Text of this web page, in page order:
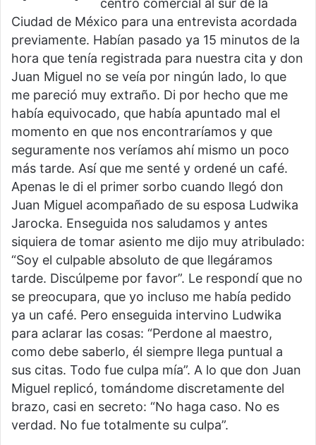
centro comercial al sur de la
Ciudad de México para una entrevista acordada
previamente. Habían pasado ya 15 minutos de la
hora que tenía registrada para nuestra cita y don
Juan Miguel no se veía por ningún lado, lo que
me pareció muy extraño. Di por hecho que me
había equivocado, que había apuntado mal el
momento en que nos encontraríamos y que
seguramente nos veríamos ahí mismo un poco
más tarde. Así que me senté y ordené un café.
Apenas le di el primer sorbo cuando llegó don
Juan Miguel acompañado de su esposa Ludwika
Jarocka. Enseguida nos saludamos y antes
siquiera de tomar asiento me dijo muy atribulado:
“Soy el culpable absoluto de que llegáramos
tarde. Discúlpeme por favor”. Le respondí que no
se preocupara, que yo incluso me había pedido
ya un café. Pero enseguida intervino Ludwika
para aclarar las cosas: “Perdone al maestro,
como debe saberlo, él siempre llega puntual a
sus citas. Todo fue culpa mía”. A lo que don Juan
Miguel replicó, tomándome discretamente del
brazo, casi en secreto: “No haga caso. No es
verdad. No fue totalmente su culpa”.